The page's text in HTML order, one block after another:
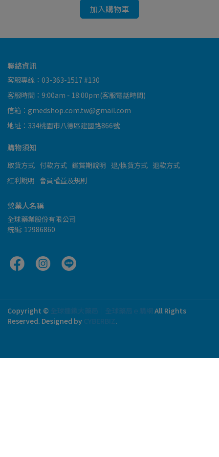
加入購物車
聯絡資訊
客服專線：03-363-1517 #130
客服時間：9:00am - 18:00pm(客服電話時間)
信箱：gmedshop.com.tw@gmail.com
地址：334桃園市八德區建國路866號
購物須知
取貨方式 付款方式 鑑賞期說明 退/換貨方式 退款方式
紅利說明 會員權益及規則
營業人名稱
全球藥業股份有限公司
統編: 12986860
Copyright © 全球連鎖大藥局｜全球藥局ｅ購網 All Rights
Reserved. Designed by CYBERBIZ.